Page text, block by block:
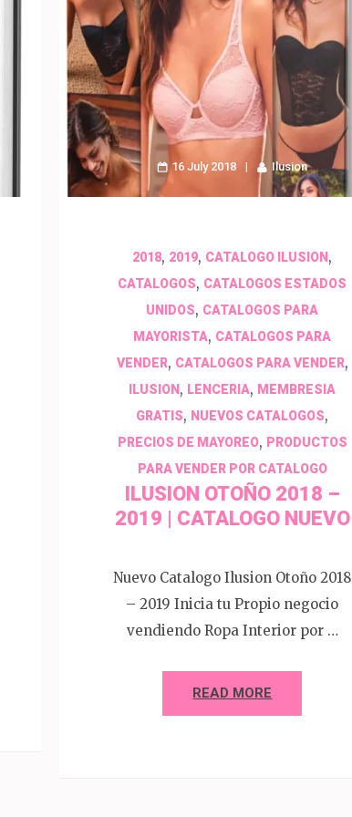
16 July 2018 Ilusion
2018, 2019, CATALOGO ILUSION ,
CATALOGOS, CATALOGOS ESTADOS
UNIDOS, CATALOGOS PARA
MAYORISTA, CATALOGOS PARA
VENDER, CATALOGOS PARA VENDER,
ILUSION , LENCERIA, MEMBRESIA
GRATIS, NUEVOS CATALOGOS,
PRECIOS DE MAYOREO, PRODUCTOS
PARA VENDER POR CATALOGO
ILUSION OTOÑO 2018 –
2019 | CATALOGO NUEVO
Nuevo Catalogo Ilusion Otoño 2018
– 2019 Inicia tu Propio negocio
vendiendo Ropa Interior por …
READ MORE